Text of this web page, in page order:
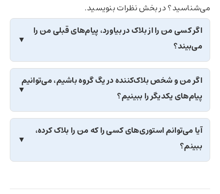
می‌شناسید؟ در بخش نظرات بنویسید.
اگر کسی من را از بلاک در بیاورد،‌ پیام‌های قبلی من را
می‌بیند؟
اگر من و شخص بلاک‌کننده در یگ گروه باشیم، می‌توانیم
پیام‌های یکدیگر را ببینیم؟
آیا می‌توانم استوری‌های کسی را که من را بلاک کرده،
ببینم؟